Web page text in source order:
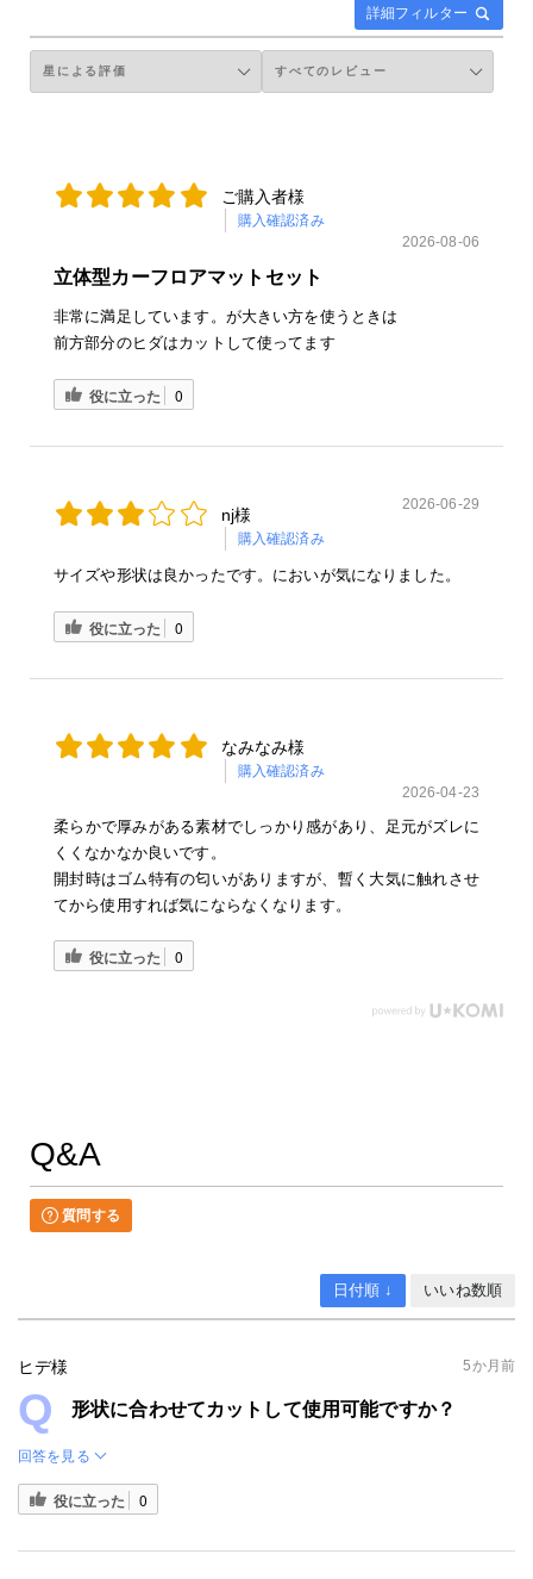
詳細フィルター
ご購入者様
購入確認済み
2026-08-06
立体型カーフロアマットセット
非常に満足しています。が大きい方を使うときは
前方部分のヒダはカットして使ってます
役に立った 0
nj様
購入確認済み
2026-06-29
サイズや形状は良かったです。においが気になりました。
役に立った 0
なみなみ様
購入確認済み
2026-04-23
柔らかで厚みがある素材でしっかり感があり、足元がズレに
くくなかなか良いです。
開封時はゴム特有の匂いがありますが、暫く大気に触れさせ
てから使用すれば気にならなくなります。
役に立った 0
Q&A
質問する
日付順 ↓ いいね数順
ヒデ様 5か月前
形状に合わせてカットして使用可能ですか？
回答を見る
役に立った 0